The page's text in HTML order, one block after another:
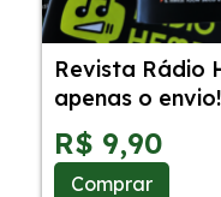
Revista Rádio
apenas o envio!
R$ 9,90
Comprar